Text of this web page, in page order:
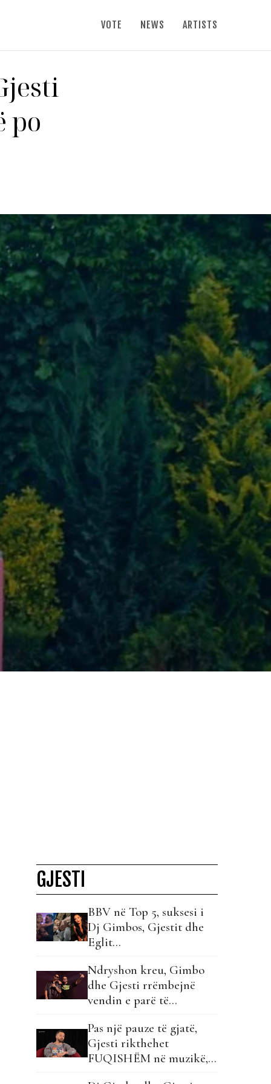
VOTE NEWS ARTISTS
po
GJESTI
BBV në Top 5, suksesi i
Dj Gimbos, Gjestit dhe
Eglit…
Ndryshon kreu, Gimbo
dhe Gjesti rrëmbejnë
vendin e parë të
Pas një pauze të gjatë,
Gjesti rikthehet
FUQISHËM në muzikë,